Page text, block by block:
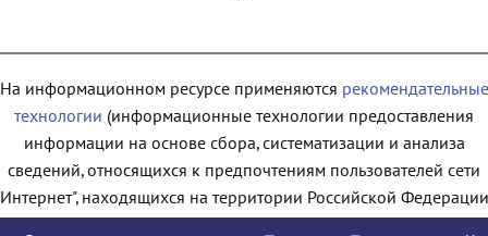
На информационном ресурсе применяются рекомендательные
технологии (информационные технологии предоставления
информации на основе сбора, систематизации и анализа
сведений, относящихся к предпочтениям пользователей сети
находящихся на территории Российской